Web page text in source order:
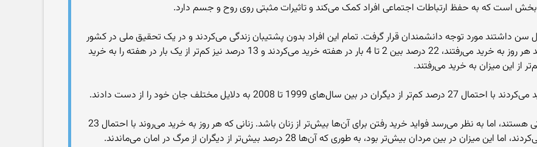
است که به حفظ ارتباطات اجتماعی افراد کمک می‌کند و تاثیرات مثبتی روی روح و جسم دارد.
مطالعات زندگی هزار و 850 نفر که بالای 65 سال سن داشتند مورد توجه دانشمندان قرار گرفت. تمام این افراد بدون پشتیبان زندگی می‌کردند و در یک تحقیق ملی در کشور
انگلستان شرکت کرده بودند. از بین این افراد، 17 درصد هر روز به خرید می‌رفتند، 22 درصد بین 2 تا 4 بار در هفته خرید می‌کردند و 13 درصد نیز کم‌تر از یک بار در هفته را به خرید
به دلایل مختلف جان خود را از دست دادند.
با این که همیشه مردان از خرید رفتن و صرف پول شاکی هستند، اما به نظر می‌رسد فواید خرید رفتن برای آن‌ها بیش‌تر از زنان باشد. زنانی که هر روز به خرید می‌روند با احتمال 23
مردان بیش‌تر بود، به طوری که آن‌ها 28 درصد بیش‌تر از دیگران از مرگ در امان می‌ماندند.